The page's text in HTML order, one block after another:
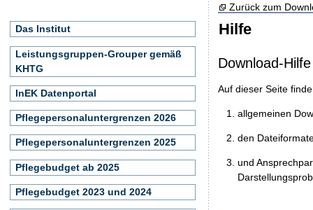
Hilfe
Zurück zum
Download-Hilfe
Auf dieser Seite
allgemeinen
den
und
Das Institut
Leistungsgruppen-Grouper gemäß
KHTG
InEK Datenportal
Pflegepersonaluntergrenzen 2026
Pflegepersonaluntergrenzen 2025
Pflegebudget ab 2025
Pflegebudget 2023 und 2024